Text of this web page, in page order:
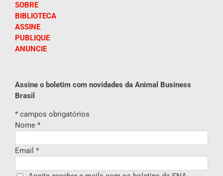
SOBRE
BIBLIOTECA
ASSINE
PUBLIQUE
ANUNCIE
Assine o boletim com novidades da Animal Business
Brasil
* campos obrigatórios
Nome *
Email *